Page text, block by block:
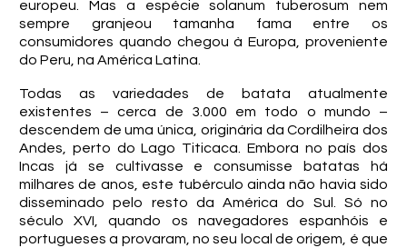
europeu. Mas a espécie solanum tuberosum nem
sempre granjeou tamanha fama entre os
consumidores quando chegou à Europa, proveniente
do Peru, na América Latina.
Todas as variedades de batata atualmente
existentes – cerca de 3.000 em todo o mundo –
descendem de uma única, originária da Cordilheira dos
Andes, perto do Lago Titicaca. Embora no país dos
Incas já se cultivasse e consumisse batatas há
milhares de anos, este tubérculo ainda não havia sido
disseminado pelo resto da América do Sul. Só no
século XVI, quando os navegadores espanhóis e
portugueses a provaram, no seu local de origem, é que